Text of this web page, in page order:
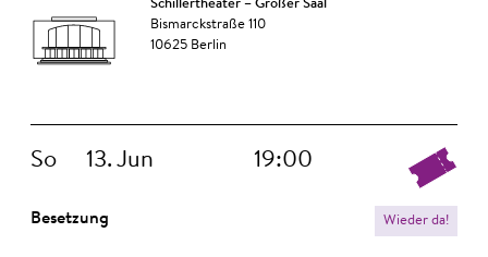
Schillertheater – Großer Saal
Bismarckstraße 110
10625 Berlin
So 13. Jun 19:00
Besetzung Wieder da!